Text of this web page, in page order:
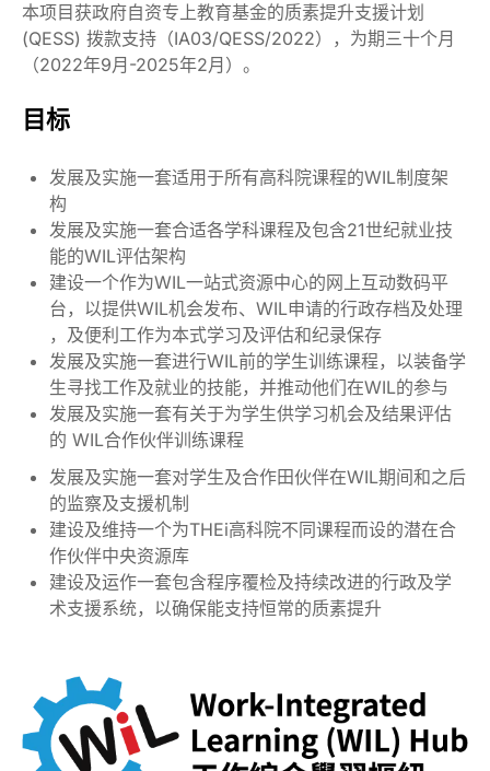
本项目获政府自资专上教育基金的质素提升支援计划
(QESS) 拨款支持（IA03/QESS/2022），为期三十个月
（2022年9月-2025年2月）。
目标
发展及实施一套适用于所有高科院课程的WIL制度架
构
发展及实施一套合适各学科课程及包含21世纪就业技
能的WIL评估架构
建设一个作为WIL一站式资源中心的网上互动数码平
台，以提供WIL机会发布、WIL申请的行政存档及处理
，及便利工作为本式学习及评估和纪录保存
发展及实施一套进行WIL前的学生训练课程，以装备学
生寻找工作及就业的技能，并推动他们在WIL的参与
发展及实施一套有关于为学生供学习机会及结果评估
的 WIL合作伙伴训练课程
发展及实施一套对学生及合作田伙伴在WIL期间和之后
的监察及支援机制
建设及维持一个为THEi高科院不同课程而设的潜在合
作伙伴中央资源库
建设及运作一套包含程序覆检及持续改进的行政及学
术支援系统，以确保能支持恒常的质素提升